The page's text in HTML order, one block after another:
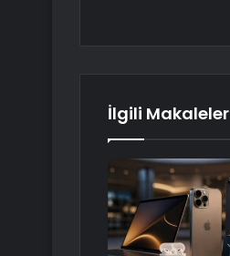
İlgili Makaleler